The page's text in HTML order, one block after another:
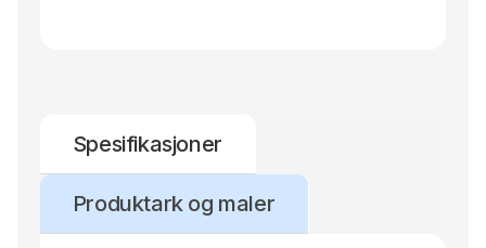
Spesifikasjoner
Produktark og maler